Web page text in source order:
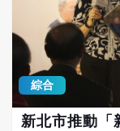
出的活力與
詩畫創作有
達情感，並且
使得他們的創作
透過「藝術創
至中部各個市
社會互動與自
站，向民眾
交友等常見
安全的認識與防範能力。
2013年至今
的概念，但
著性別平等
實踐中遭遇困
世代交替中，面
綜合
新北市推動「